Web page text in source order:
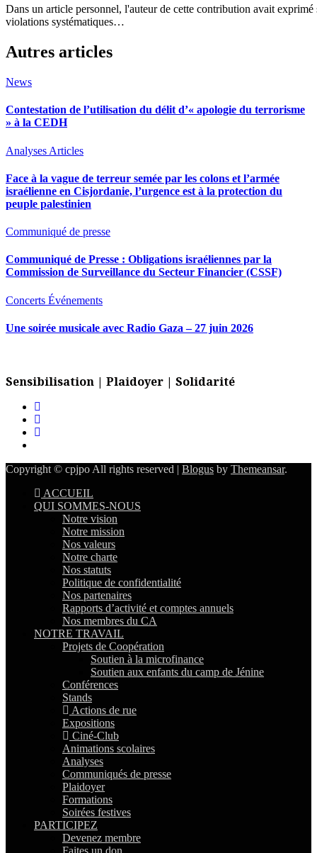
Dans un article personnel, l'auteur de cette contribution avait exprimé son horreur face aux meurtres continus de civils et aux
violations systématiques…
Autres articles
News
Contestation de l’utilisation du délit d’« apologie du terrorisme
» à la CEDH
Analyses Articles
Face à la vague de terreur semée par les colons et l’armée
israélienne en Cisjordanie, l’urgence est à la protection du
peuple palestinien
Communiqué de presse
Communiqué de Presse : Obligations israéliennes par la
Commission de Surveillance du Secteur Financier (CSSF)
Concerts Événements
Une soirée musicale avec Radio Gaza – 27 juin 2026
Sensibilisation | Plaidoyer | Solidarité
Copyright © cpjpo All rights reserved | Blogus by Themeansar.
ACCUEIL
QUI SOMMES-NOUS
Notre vision
Notre mission
Nos valeurs
Notre charte
Nos statuts
Politique de confidentialité
Nos partenaires
Rapports d’activité et comptes annuels
Nos membres du CA
NOTRE TRAVAIL
Projets de Coopération
Soutien à la microfinance
Soutien aux enfants du camp de Jénine
Conférences
Stands
Actions de rue
Expositions
Ciné-Club
Animations scolaires
Analyses
Communiqués de presse
Plaidoyer
Formations
Soirées festives
PARTICIPEZ
Devenez membre
Faites un don